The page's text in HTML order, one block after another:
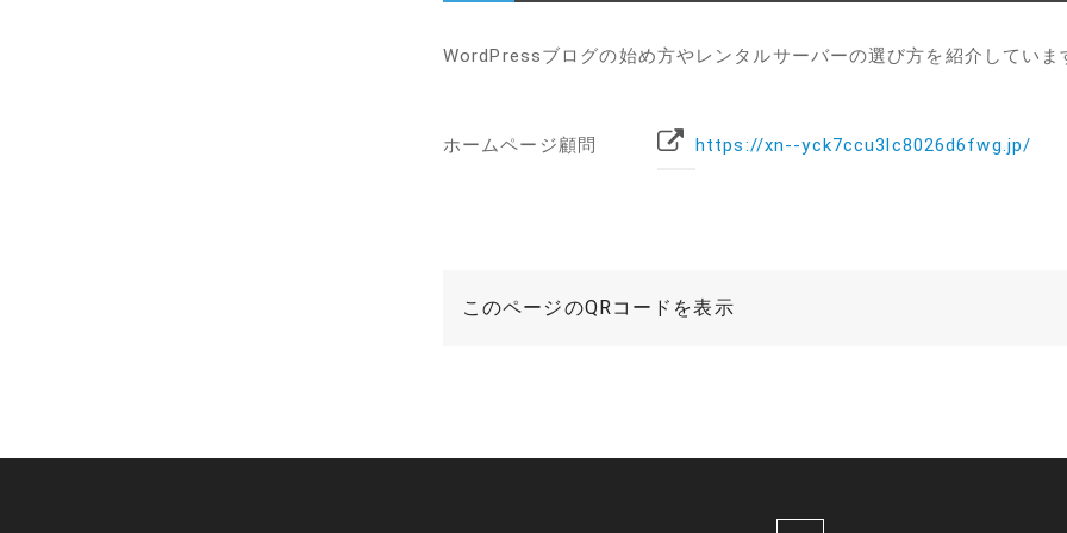
WordPressブログの始め方やレンタルサーバーの選び方を紹介していま
ホームページ顧問 https://xn--yck7ccu3lc8026d6fwg.jp/
このページのQRコードを表示